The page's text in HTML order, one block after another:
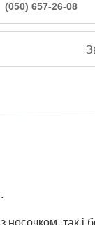
(050) 657-26-08
носочком, так і